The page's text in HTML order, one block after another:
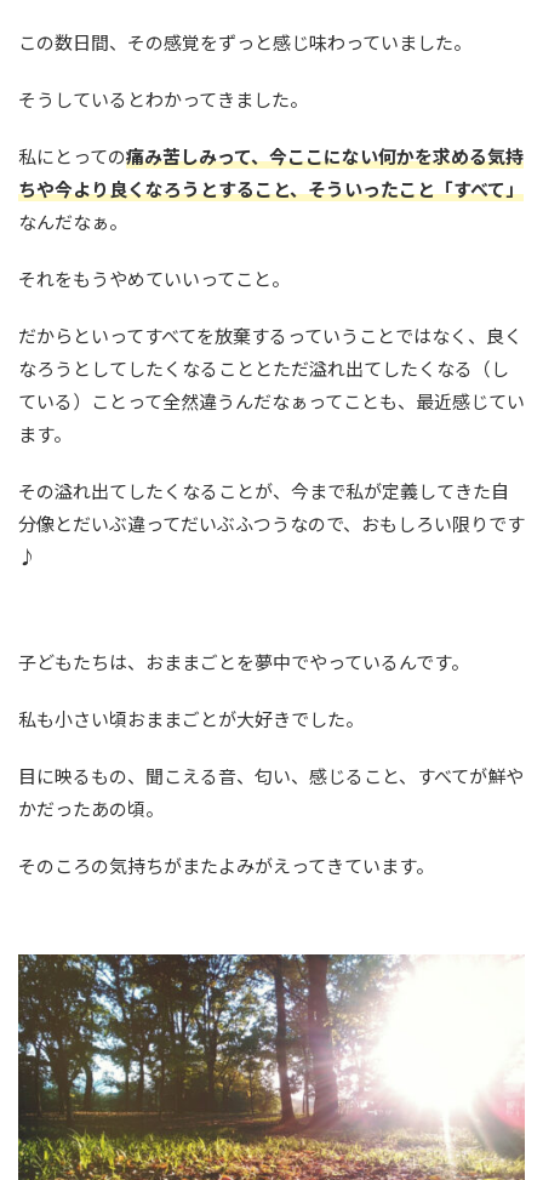
この数日間、その感覚をずっと感じ味わっていました。
そうしているとわかってきました。
私にとっての痛み苦しみって、今ここにない何かを求める気持
ちや今より良くなろうとすること、そういったこと「すべて」
なんだなぁ。
それをもうやめていいってこと。
だからといってすべてを放棄するっていうことではなく、良く
なろうとしてしたくなることとただ溢れ出てしたくなる（し
ている）ことって全然違うんだなぁってことも、最近感じてい
ます。
その溢れ出てしたくなることが、今まで私が定義してきた自
分像とだいぶ違ってだいぶふつうなので、おもしろい限りです
♪
子どもたちは、おままごとを夢中でやっているんです。
私も小さい頃おままごとが大好きでした。
目に映るもの、聞こえる音、匂い、感じること、すべてが鮮や
かだったあの頃。
そのころの気持ちがまたよみがえってきています。